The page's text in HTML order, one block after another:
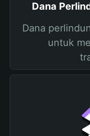
Dana
Dana
untuk